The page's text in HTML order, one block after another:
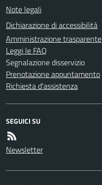
Note legali
Dichiarazione di accessibilità
Amministrazione trasparente
Leggi le FAQ
Segnalazione disservizio
Prenotazione appuntamento
Richiesta d'assistenza
SEGUICI SU
Newsletter